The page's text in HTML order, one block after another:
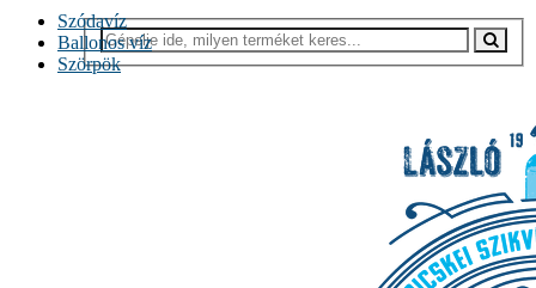
Szódavíz
Ballonos víz
Szörpök